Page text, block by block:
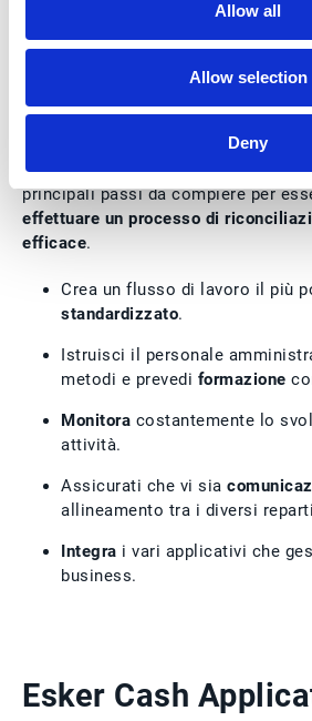
Allow all
Allow selection
Deny
Best practice per
errori nella
fatture, consigli
Ecco un brevissimo vademecum
principali passi da compiere per
effettuare un processo di
efficace.
Crea un flusso di lavoro il più
standardizzato.
Istruisci il personale
metodi e prevedi formazione
Monitora costantemente lo
attività.
Assicurati che vi sia
allineamento tra i diversi
Integra i vari applicativi che
business.
Esker Cash